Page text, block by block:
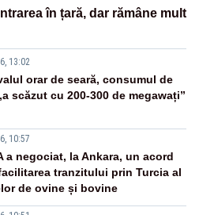
în țară, dar rămâne mult
13:02
orar de seară, consumul de
scăzut cu 200-300 de megawați”
10:57
a negociat, la Ankara, un acord
tranzitului prin Turcia al
de ovine și bovine